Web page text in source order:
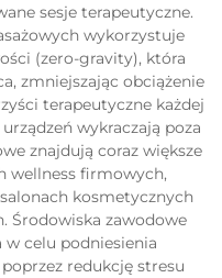
sesje terapeutyczne.
wykorzystuje
(zero-gravity), która
zmniejszając obciążenie
terapeutyczne każdej
wykraczają poza
znajdują coraz większe
wellness firmowych,
kosmetycznych
Środowiska zawodowe
celu podniesienia
redukcję stresu